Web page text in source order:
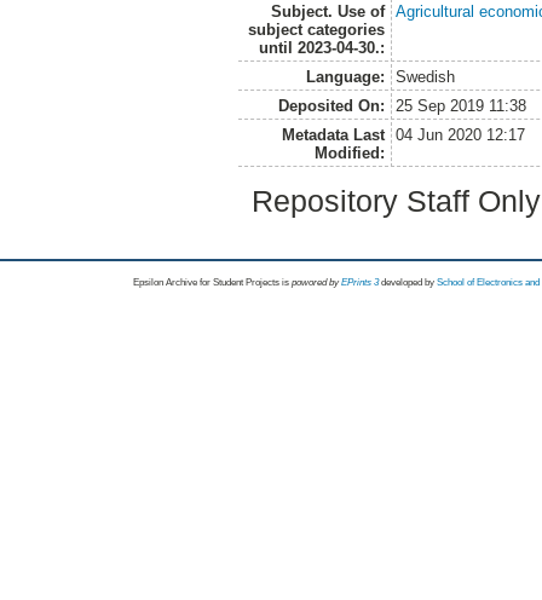
Subject. Use of
subject categories
until 2023-04-30.:
Agricultural
Language:
Swedish
Deposited On:
25 Sep 2019 11:38
Metadata Last
Modified:
04 Jun 2020 12:17
Repository Staff
Epsilon Archive for Student Projects is powored byEPrints 3 developed by School of Electronics